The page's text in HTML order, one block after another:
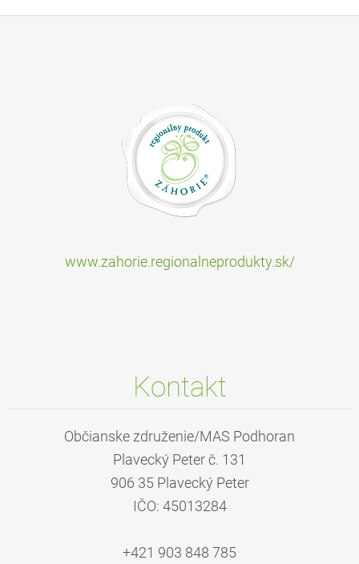
www.zahorie.regionalneprodukty.sk/
Kontakt
Občianske združenie/MAS Podhoran
Plavecký Peter č. 131
906 35 Plavecký Peter
IČO: 45013284
+421 903 848 785